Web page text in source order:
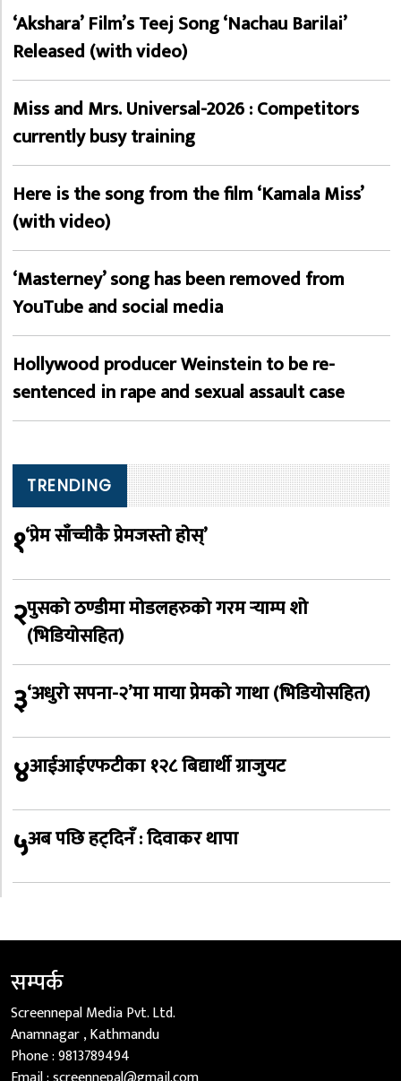
‘Akshara’ Film’s Teej Song ‘Nachau Barilai’
Released (with video)
Miss and Mrs. Universal-2026 : Competitors
currently busy training
Here is the song from the film ‘Kamala Miss’
(with video)
‘Masterney’ song has been removed from
YouTube and social media
Hollywood producer Weinstein to be re-
sentenced in rape and sexual assault case
TRENDING
१‘प्रेम साँच्चीकै प्रेमजस्तो होस्’
२पुसको ठण्डीमा मोडलहरुको गरम र्‍याम्प शो
(भिडियोसहित)
३‘अधुरो सपना-२’मा माया प्रेमको गाथा (भिडियोसहित)
४आईआईएफटीका १२८ बिद्यार्थी ग्राजुयट
५अब पछि हट्दिनँ : दिवाकर थापा
सम्पर्क
Screennepal Media Pvt. Ltd.
Anamnagar , Kathmandu
Phone :9813789494